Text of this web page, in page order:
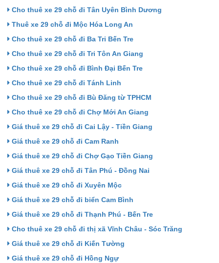
Cho thuê xe 29 chỗ đi Tân Uyên Bình Dương
Thuê xe 29 chỗ đi Mộc Hóa Long An
Cho thuê xe 29 chỗ đi Ba Tri Bến Tre
Cho thuê xe 29 chỗ đi Tri Tôn An Giang
Cho thuê xe 29 chỗ đi Bình Đại Bến Tre
Cho thuê xe 29 chỗ đi Tánh Linh
Cho thuê xe 29 chỗ đi Bù Đăng từ TPHCM
Cho thuê xe 29 chỗ đi Chợ Mới An Giang
Giá thuê xe 29 chỗ đi Cai Lậy - Tiền Giang
Giá thuê xe 29 chỗ đi Cam Ranh
Giá thuê xe 29 chỗ đi Chợ Gạo Tiền Giang
Giá thuê xe 29 chỗ đi Tân Phú - Đồng Nai
Giá thuê xe 29 chỗ đi Xuyên Mộc
Giá thuê xe 29 chỗ đi biển Cam Bình
Giá thuê xe 29 chỗ đi Thạnh Phú - Bến Tre
Cho thuê xe 29 chỗ đi thị xã Vĩnh Châu - Sóc Trăng
Giá thuê xe 29 chỗ đi Kiến Tường
Giá thuê xe 29 chỗ đi Hồng Ngự